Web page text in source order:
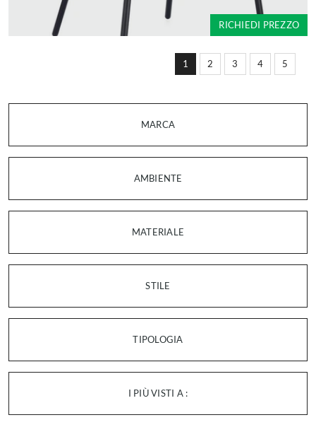
MARCA
AMBIENTE
MATERIALE
STILE
TIPOLOGIA
I PIÙ VISTI A :
1 2 3 4 5
RICHIEDI PREZZO